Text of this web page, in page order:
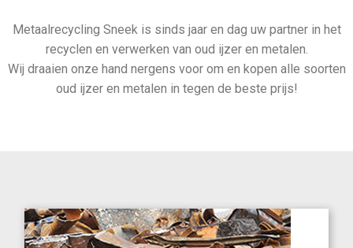
Metaalrecycling Sneek is sinds jaar en dag uw partner in het
recyclen en verwerken van oud ijzer en metalen.
Wij draaien onze hand nergens voor om en kopen alle soorten
oud ijzer en metalen in tegen de beste prijs!